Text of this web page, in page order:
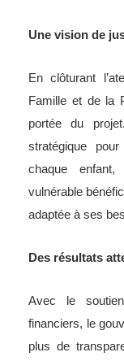
Une vision de
En clôturant
Famille et de la
portée du
stratégique
chaque
vulnérable
adaptée à ses
Des résultats
Avec le
financiers, le
plus de